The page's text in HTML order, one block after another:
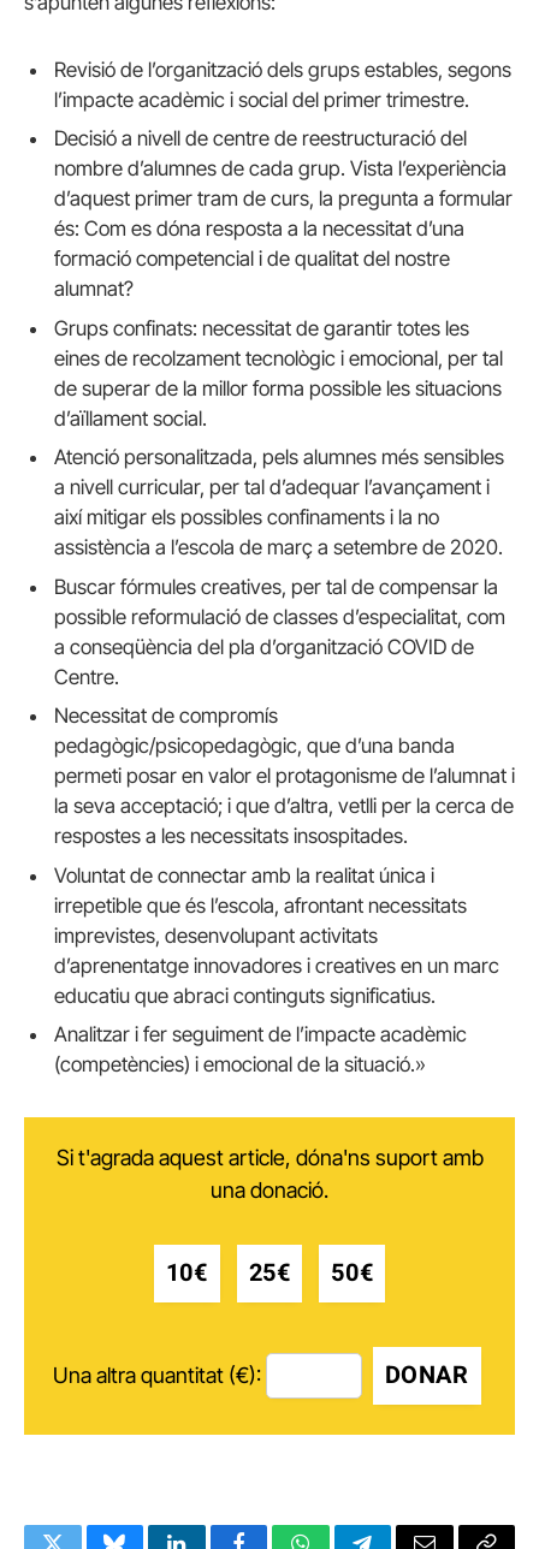
Revisió de l’organització dels grups estables, segons
l’impacte acadèmic i social del primer trimestre.
Decisió a nivell de centre de reestructuració del
nombre d’alumnes de cada grup. Vista l’experiència
d’aquest primer tram de curs, la pregunta a formular
és: Com es dóna resposta a la necessitat d’una
formació competencial i de qualitat del nostre
alumnat?
Grups confinats: necessitat de garantir totes les
eines de recolzament tecnològic i emocional, per tal
de superar de la millor forma possible les situacions
d’aïllament social.
Atenció personalitzada, pels alumnes més sensibles
a nivell curricular, per tal d’adequar l’avançament i
així mitigar els possibles confinaments i la no
assistència a l’escola de març a setembre de 2020.
Buscar fórmules creatives, per tal de compensar la
possible reformulació de classes d’especialitat, com
a conseqüència del pla d’organització COVID de
Centre.
Necessitat de compromís
pedagògic/psicopedagògic, que d’una banda
permeti posar en valor el protagonisme de l’alumnat i
la seva acceptació; i que d’altra, vetlli per la cerca de
respostes a les necessitats insospitades.
Voluntat de connectar amb la realitat única i
irrepetible que és l’escola, afrontant necessitats
imprevistes, desenvolupant activitats
d’aprenentatge innovadores i creatives en un marc
educatiu que abraci continguts significatius.
Analitzar i fer seguiment de l’impacte acadèmic
(competències) i emocional de la situació.»
Si t'agrada aquest article, dóna'ns suport amb
una donació.
10€ 25€ 50€
Una altra quantitat (€): DONAR